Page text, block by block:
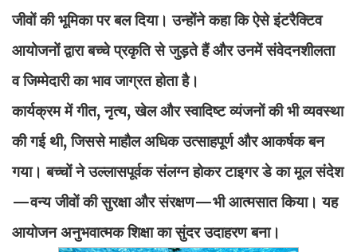
जीवों की भूमिका पर बल दिया। उन्होंने कहा कि ऐसे इंटरैक्टिव
आयोजनों द्वारा बच्चे प्रकृति से जुड़ते हैं और उनमें संवेदनशीलता
व जिम्मेदारी का भाव जाग्रत होता है।
कार्यक्रम में गीत, नृत्य, खेल और स्वादिष्ट व्यंजनों की भी व्यवस्था
की गई थी, जिससे माहौल अधिक उत्साहपूर्ण और आकर्षक बन
गया। बच्चों ने उल्लासपूर्वक संलग्न होकर टाइगर डे का मूल संदेश
—वन्य जीवों की सुरक्षा और संरक्षण—भी आत्मसात किया। यह
आयोजन अनुभवात्मक शिक्षा का सुंदर उदाहरण बना।